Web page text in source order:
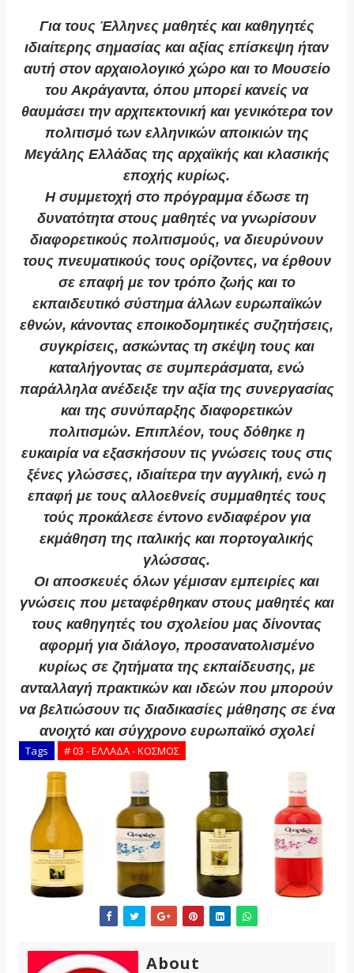
Για τους Έλληνες μαθητές και καθηγητές
ιδιαίτερης σημασίας και αξίας επίσκεψη ήταν
αυτή στον αρχαιολογικό χώρο και το Μουσείο
του Ακράγαντα, όπου μπορεί κανείς να
θαυμάσει την αρχιτεκτονική και γενικότερα τον
πολιτισμό των ελληνικών αποικιών της
Μεγάλης Ελλάδας της αρχαϊκής και κλασικής
εποχής κυρίως.
Η συμμετοχή στο πρόγραμμα έδωσε τη
δυνατότητα στους μαθητές να γνωρίσουν
διαφορετικούς πολιτισμούς, να διευρύνουν
τους πνευματικούς τους ορίζοντες, να έρθουν
σε επαφή με τον τρόπο ζωής και το
εκπαιδευτικό σύστημα άλλων ευρωπαϊκών
εθνών, κάνοντας εποικοδομητικές συζητήσεις,
συγκρίσεις, ασκώντας τη σκέψη τους και
καταλήγοντας σε συμπεράσματα, ενώ
παράλληλα ανέδειξε την αξία της συνεργασίας
και της συνύπαρξης διαφορετικών
πολιτισμών. Επιπλέον, τους δόθηκε η
ευκαιρία να εξασκήσουν τις γνώσεις τους στις
ξένες γλώσσες, ιδιαίτερα την αγγλική, ενώ η
επαφή με τους αλλοεθνείς συμμαθητές τους
τούς προκάλεσε έντονο ενδιαφέρον για
εκμάθηση της ιταλικής και πορτογαλικής
γλώσσας.
Οι αποσκευές όλων γέμισαν εμπειρίες και
γνώσεις που μεταφέρθηκαν στους μαθητές και
τους καθηγητές του σχολείου μας δίνοντας
αφορμή για διάλογο, προσανατολισμένο
κυρίως σε ζητήματα της εκπαίδευσης, με
ανταλλαγή πρακτικών και ιδεών που μπορούν
να βελτιώσουν τις διαδικασίες μάθησης σε ένα
ανοιχτό και σύγχρονο ευρωπαϊκό σχολεί
Tags # 03 - ΕΛΛΑΔΑ - ΚΟΣΜΟΣ
About